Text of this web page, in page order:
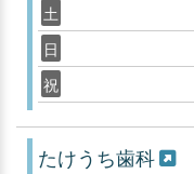
土
日
祝
たけうち歯科